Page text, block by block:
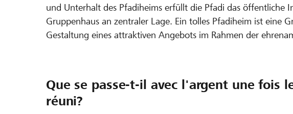
und Unterhalt des Pfadiheims erfüllt die Pfadi das öffentliche
Gruppenhaus an zentraler Lage. Ein tolles Pfadiheim ist eine
Gestaltung eines attraktiven Angebots im Rahmen der
Que se passe-t-il avec l'argent une fois
réuni?